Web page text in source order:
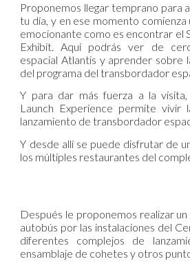
Proponemos llegar temprano para
tu día, y en ese momento comienza
emocionante como es encontrar el
Exhibit. Aquí podrás ver de
espacial Atlantis y aprender sobre
del programa del transbordador
Y para dar más fuerza a la
Launch Experience permite vivir
lanzamiento de transbordador
Y desde allí se puede disfrutar de
los múltiples restaurantes del
Después le proponemos realizar
autobús por las instalaciones del
diferentes complejos de
ensamblaje de cohetes y otros